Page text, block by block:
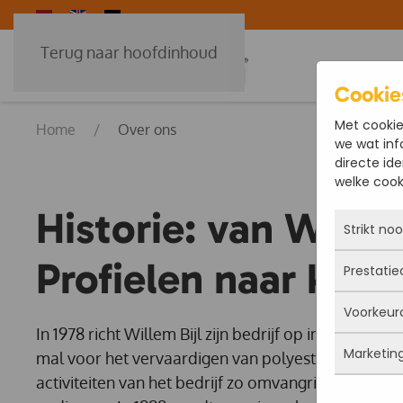
Terug naar hoofdinhoud
Home Over ons
Historie: van W.B.
Profielen naar
In 1978 richt Willem Bijl zijn bedrijf op in het
mal voor het vervaardigen van polyesterboten. Na
activiteiten van het bedrijf zo omvangrijk, dat
Met
we wat
directe
welke
Strikt
Deze
actief
iets
Je kunt
maar
Met
deze
Deze